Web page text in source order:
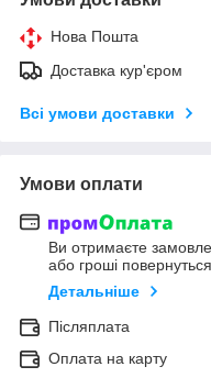
Нова Пошта
Доставка кур'єром
Всі умови доставки
Умови оплати
Ви отримаєте
або гроші
Детальніше
Післяплата
Оплата на карту